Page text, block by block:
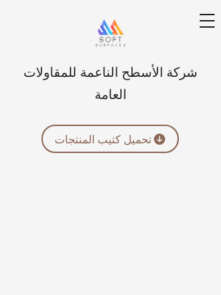
شركة الأسطح الناعمة للمقاولات
العامة
تحميل كتيب المنتجات